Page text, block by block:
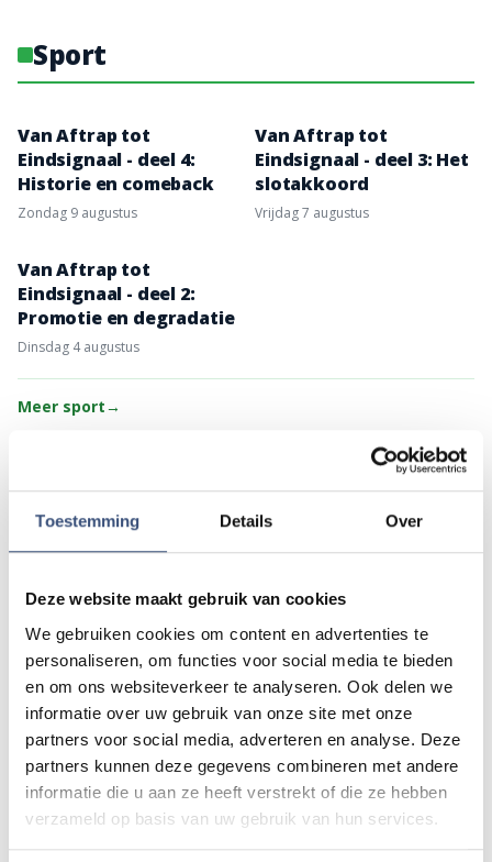
Toestemming Details Over
Deze website maakt gebruik van cookies
We gebruiken cookies om content en advertenties te
personaliseren, om functies voor social media te bieden
en om ons websiteverkeer te analyseren. Ook delen we
informatie over uw gebruik van onze site met onze
partners voor social media, adverteren en analyse. Deze
partners kunnen deze gegevens combineren met andere
informatie die u aan ze heeft verstrekt of die ze hebben
verzameld op basis van uw gebruik van hun services.
Sport
Van Aftrap tot
Eindsignaal - deel 4:
Historie en comeback
zondag 9 augustus
Van Aftrap tot
Eindsignaal - deel 3: Het
slotakkoord
vrijdag 7 augustus
Van Aftrap tot
Eindsignaal - deel 2:
Promotie en degradatie
dinsdag 4 augustus
Meer sport→
christelijke kunst in Hervormde
Kerk Oude-Tonge
zaterdag 8 augustus
CULTUUR
Streekmuseum krijgt subsidie
voor digitalisering duizenden
historische objecten
dinsdag 4 augustus
CULTUUR
Van verkeerde deuren tot